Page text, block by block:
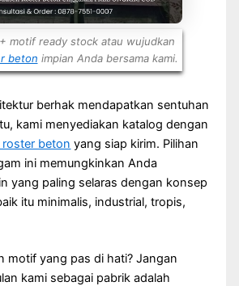
motif ready stock atau wujudkan
beton impian Anda bersama kami.
berhak mendapatkan sentuhan
kami menyediakan katalog dengan
beton yang siap kirim. Pilihan
ini memungkinkan Anda
yang paling selaras dengan konsep
itu minimalis, industrial, tropis,
motif yang pas di hati? Jangan
kami sebagai pabrik adalah